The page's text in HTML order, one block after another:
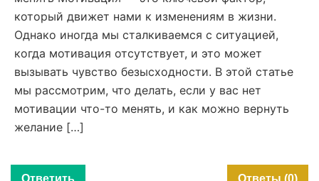
который движет нами к изменениям в жизни.
Однако иногда мы сталкиваемся с ситуацией,
когда мотивация отсутствует, и это может
вызывать чувство безысходности. В этой статье
мы рассмотрим, что делать, если у вас нет
мотивации что-то менять, и как можно вернуть
желание […]
Ответить Ответы (0)